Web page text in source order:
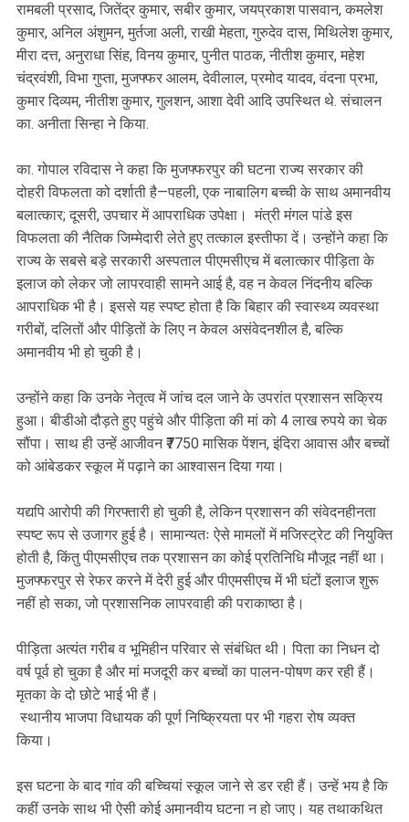
रामबली प्रसाद, जितेंद्र कुमार, सबीर कुमार, जयप्रकाश पासवान, कमलेश
कुमार, अनिल अंशुमन, मुर्तजा अली, राखी मेहता, गुरुदेव दास, मिथिलेश कुमार,
मीरा दत्त, अनुराधा सिंह, विनय कुमार, पुनीत पाठक, नीतीश कुमार, महेश
चंद्रवंशी, विभा गुप्ता, मुजफ्फर आलम, देवीलाल, प्रमोद यादव, वंदना प्रभा,
कुमार दिव्यम, नीतीश कुमार, गुलशन, आशा देवी आदि उपस्थित थे. संचालन
का. अनीता सिन्हा ने किया.
का. गोपाल रविदास ने कहा कि मुजफ्फरपुर की घटना राज्य सरकार की
दोहरी विफलता को दर्शाती है—पहली, एक नाबालिग बच्ची के साथ अमानवीय
बलात्कार; दूसरी, उपचार में आपराधिक उपेक्षा। मंत्री मंगल पांडे इस
विफलता की नैतिक जिम्मेदारी लेते हुए तत्काल इस्तीफा दें। उन्होंने कहा कि
राज्य के सबसे बड़े सरकारी अस्पताल पीएमसीएच में बलात्कार पीड़िता के
इलाज को लेकर जो लापरवाही सामने आई है, वह न केवल निंदनीय बल्कि
आपराधिक भी है। इससे यह स्पष्ट होता है कि बिहार की स्वास्थ्य व्यवस्था
गरीबों, दलितों और पीड़ितों के लिए न केवल असंवेदनशील है, बल्कि
अमानवीय भी हो चुकी है।
उन्होंने कहा कि उनके नेतृत्व में जांच दल जाने के उपरांत प्रशासन सक्रिय
हुआ। बीडीओ दौड़ते हुए पहुंचे और पीड़िता की मां को 4 लाख रुपये का चेक
सौंपा। साथ ही उन्हें आजीवन ₹7750 मासिक पेंशन, इंदिरा आवास और बच्चों
को आंबेडकर स्कूल में पढ़ाने का आश्वासन दिया गया।
यद्यपि आरोपी की गिरफ्तारी हो चुकी है, लेकिन प्रशासन की संवेदनहीनता
स्पष्ट रूप से उजागर हुई है। सामान्यतः ऐसे मामलों में मजिस्ट्रेट की नियुक्ति
होती है, किंतु पीएमसीएच तक प्रशासन का कोई प्रतिनिधि मौजूद नहीं था।
मुजफ्फरपुर से रेफर करने में देरी हुई और पीएमसीएच में भी घंटों इलाज शुरू
नहीं हो सका, जो प्रशासनिक लापरवाही की पराकाष्ठा है।
पीड़िता अत्यंत गरीब व भूमिहीन परिवार से संबंधित थी। पिता का निधन दो
वर्ष पूर्व हो चुका है और मां मजदूरी कर बच्चों का पालन-पोषण कर रही हैं।
मृतका के दो छोटे भाई भी हैं।
स्थानीय भाजपा विधायक की पूर्ण निष्क्रियता पर भी गहरा रोष व्यक्त
किया।
इस घटना के बाद गांव की बच्चियां स्कूल जाने से डर रही हैं। उन्हें भय है कि
कहीं उनके साथ भी ऐसी कोई अमानवीय घटना न हो जाए। यह तथाकथित